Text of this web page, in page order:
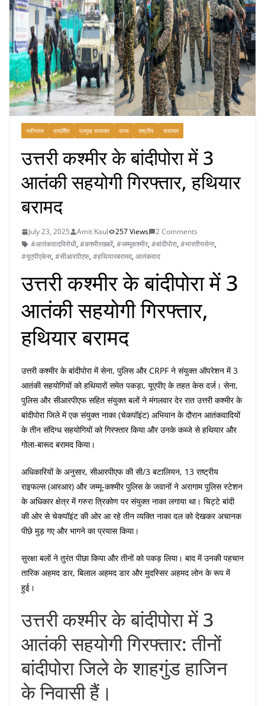
नवीनतम प्रदर्शित प्रमुख समाचार राज्य राष्ट्रीय समाचार
उत्तरी कश्मीर के बांदीपोरा में 3
आतंकी सहयोगी गिरफ्तार, हथियार
बरामद
July 23, 2025 Amit Kaul 257 Views
2 Comments
#आतंकवादविरोधी,#कश्मीरखबरें,#जम्मूकश्मीर,#बांदीपोरा,#भारतीयसेना,
#यूएपीएकेस,#सीआरपीएफ,#हथियारबरामद,आतंकवाद
उत्तरी कश्मीर के बांदीपोरा में 3
आतंकी सहयोगी गिरफ्तार,
हथियार बरामद
उत्तरी कश्मीर के बांदीपोरा में सेना, पुलिस और CRPF ने संयुक्त ऑपरेशन में 3
आतंकी सहयोगियों को हथियारों समेत पकड़ा, यूएपीए के तहत केस दर्ज। सेना,
पुलिस और सीआरपीएफ सहित संयुक्त बलों ने मंगलवार देर रात उत्तरी कश्मीर के
बांदीपोरा जिले में एक संयुक्त नाका (चेकपॉइंट) अभियान के दौरान आतंकवादियों
के तीन संदिग्ध सहयोगियों को गिरफ्तार किया और उनके कब्जे से हथियार और
गोला-बारूद बरामद किया।
अधिकारियों के अनुसार, सीआरपीएफ की सी/3 बटालियन, 13 राष्ट्रीय
राइफल्स (आरआर) और जम्मू-कश्मीर पुलिस के जवानों ने अरागाम पुलिस स्टेशन
के अधिकार क्षेत्र में गरुरा त्रिकोण पर संयुक्त नाका लगाया था। चिट्टे बांदी
की ओर से चेकपॉइंट की ओर आ रहे तीन व्यक्ति नाका दल को देखकर अचानक
पीछे मुड़ गए और भागने का प्रयास किया।
सुरक्षा बलों ने तुरंत पीछा किया और तीनों को पकड़ लिया। बाद में उनकी पहचान
तारिक अहमद डार, बिलाल अहमद डार और मुदस्सिर अहमद लोन के रूप में
हुई।
उत्तरी कश्मीर के बांदीपोरा में 3
आतंकी सहयोगी गिरफ्तार: तीनों
बांदीपोरा जिले के शाहगुंड हाजिन
के निवासी हैं।